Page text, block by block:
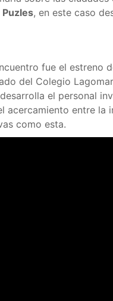
, en este caso
fue el estreno
del Colegio
el personal
acercamiento entre la
como esta.